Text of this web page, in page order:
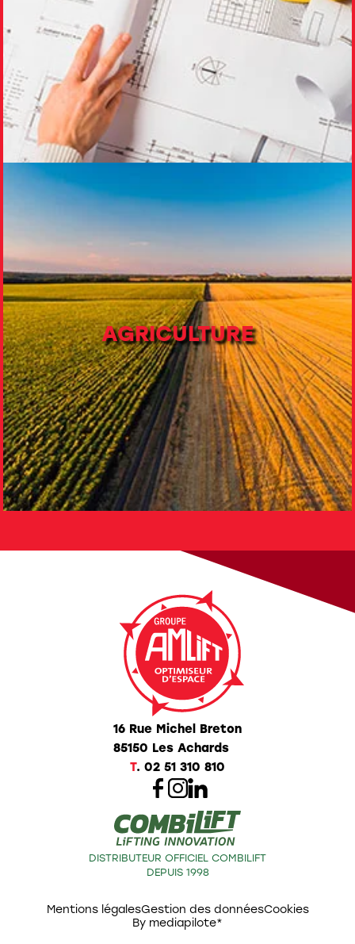
AGRICULTURE
16 Rue Michel Breton
85150 Les Achards
T. 02 51 310 810
DISTRIBUTEUR OFFICIEL COMBILIFT
DEPUIS 1998
Mentions légalesGestion des donnéesCookies
By mediapilote*